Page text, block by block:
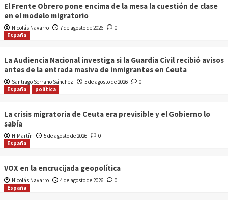
El Frente Obrero pone encima de la mesa la cuestión de clase
en el modelo migratorio
Nicolás Navarro 7 de agosto de 2026
0
España
La Audiencia Nacional investiga si la Guardia Civil recibió avisos
antes de la entrada masiva de inmigrantes en Ceuta
Santiago Serrano Sánchez 5 de agosto de 2026
0
España
política
La crisis migratoria de Ceuta era previsible y el Gobierno lo
sabía
H.Martín 5 de agosto de 2026
0
España
VOX en la encrucijada geopolítica
Nicolás Navarro 4 de agosto de 2026
0
España